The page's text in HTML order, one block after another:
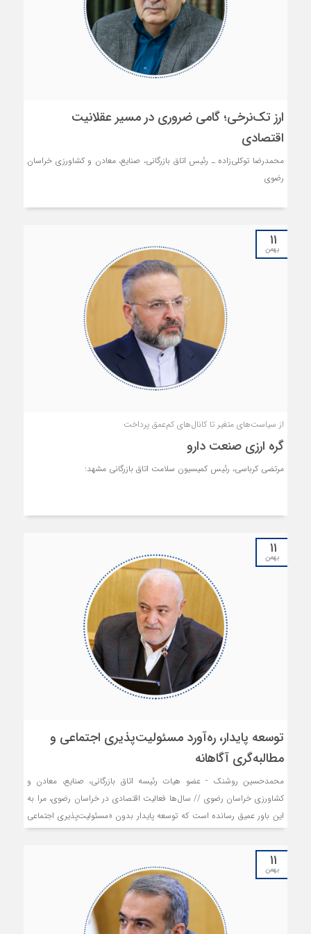
ارز تک‌نرخی؛ گامی ضروری در مسیر عقلانیت
اقتصادی
محمدرضا توکلی‌زاده ـ رئیس اتاق بازرگانی، صنایع، معادن و کشاورزی خراسان
رضوی
۱۱
بهمن
از سیاست‌های متغیر تا کانال‌های کم‌عمق پرداخت
گره ارزی صنعت دارو
مرتضی کرباسی، رئیس کمیسیون سلامت اتاق بازرگانی مشهد:
۱۱
بهمن
توسعه پایدار، ره‌آورد مسئولیت‌پذیری اجتماعی و
مطالبه‌گری آگاهانه
محمدحسین روشنک - عضو هیات رئیسه اتاق بازرگانی، صنایع، معادن و
کشاورزی خراسان رضوی // سال‌ها فعالیت اقتصادی در خراسان رضوی، مرا به
این باور عمیق رسانده است که توسعه پایدار بدون «مسئولیت‌پذیری اجتماعی
ظرفیت‌های فراوان، با مجموعه‌ای از چالش‌های زیرساختی، اجتماعی و اقتصادی
روبه‌رو هستند، باید پذیرفت نقش کنش‌گران اقتصادی فراتر از تولید و اشتغال
است؛ آنان بخشی از سازوکار اصلاح، مطالبه و ساخت آینده به شمار می‌آیند.
امروز، مسئولیت اجتماعی بنگاه‌ها دیگر یک عنوان تزئینی در کنار فعالیت
۱۱
بهمن